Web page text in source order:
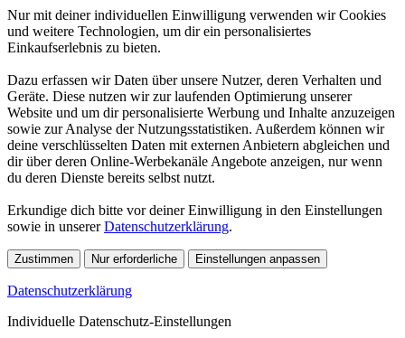
Nur mit deiner individuellen Einwilligung verwenden wir Cookies
und weitere Technologien, um dir ein personalisiertes
Einkaufserlebnis zu bieten.
Dazu erfassen wir Daten über unsere Nutzer, deren Verhalten und
Geräte. Diese nutzen wir zur laufenden Optimierung unserer
Website und um dir personalisierte Werbung und Inhalte anzuzeigen
sowie zur Analyse der Nutzungsstatistiken. Außerdem können wir
deine verschlüsselten Daten mit externen Anbietern abgleichen und
dir über deren Online-Werbekanäle Angebote anzeigen, nur wenn
du deren Dienste bereits selbst nutzt.
Erkundige dich bitte vor deiner Einwilligung in den Einstellungen
sowie in unsererDatenschutzerklärung.
Zustimmen Nur erforderliche Einstellungen anpassen
Datenschutzerklärung
Individuelle Datenschutz-Einstellungen